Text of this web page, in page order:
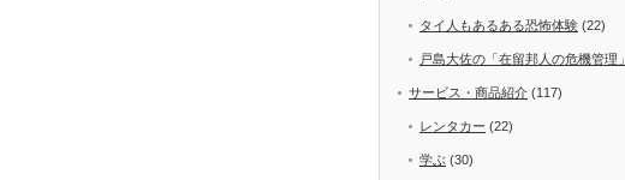
タイ人もあるある恐怖体験 (22)
戸島大佐の「在留邦人の危機管理」
サービス・商品紹介 (117)
レンタカー (22)
学ぶ (30)